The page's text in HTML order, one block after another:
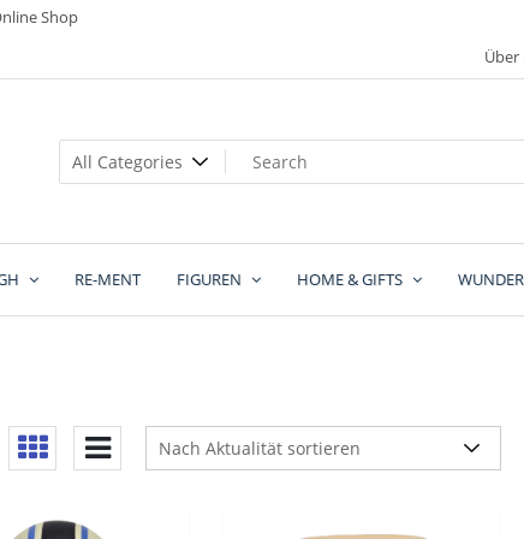
Shop
Über
RE-MENT FIGUREN HOME & GIFTS